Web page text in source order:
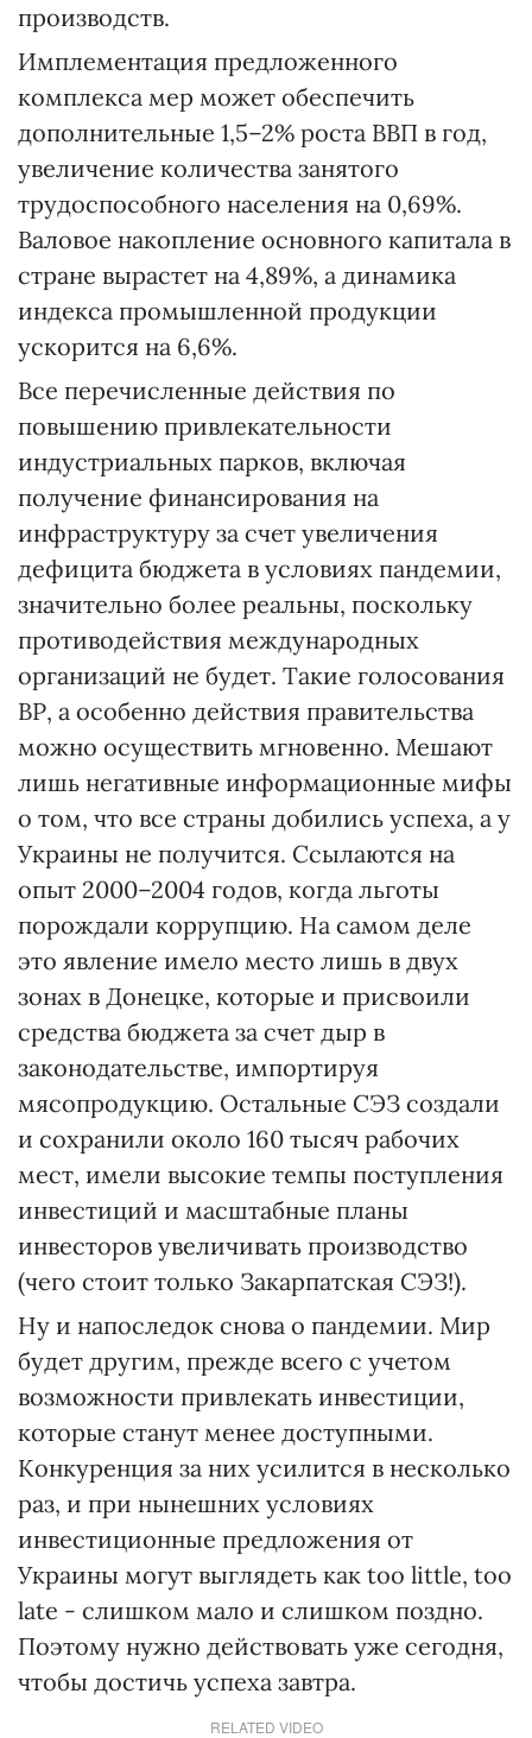
производств.
Имплементация предложенного
комплекса мер может обеспечить
дополнительные 1,5–2% роста ВВП в год,
увеличение количества занятого
трудоспособного населения на 0,69%.
Валовое накопление основного капитала в
стране вырастет на 4,89%, а динамика
индекса промышленной продукции
ускорится на 6,6%.
Все перечисленные действия по
повышению привлекательности
индустриальных парков, включая
получение финансирования на
инфраструктуру за счет увеличения
дефицита бюджета в условиях пандемии,
значительно более реальны, поскольку
противодействия международных
организаций не будет. Такие голосования
ВР, а особенно действия правительства
можно осуществить мгновенно. Мешают
лишь негативные информационные мифы
о том, что все страны добились успеха, а у
Украины не получится. Ссылаются на
опыт 2000–2004 годов, когда льготы
порождали коррупцию. На самом деле
это явление имело место лишь в двух
зонах в Донецке, которые и присвоили
средства бюджета за счет дыр в
законодательстве, импортируя
мясопродукцию. Остальные СЭЗ создали
и сохранили около 160 тысяч рабочих
мест, имели высокие темпы поступления
инвестиций и масштабные планы
инвесторов увеличивать производство
(чего стоит только Закарпатская СЭЗ!).
Ну и напоследок снова о пандемии. Мир
будет другим, прежде всего с учетом
возможности привлекать инвестиции,
которые станут менее доступными.
Конкуренция за них усилится в несколько
раз, и при нынешних условиях
инвестиционные предложения от
Украины могут выглядеть как too little, too
late - слишком мало и слишком поздно.
Поэтому нужно действовать уже сегодня,
чтобы достичь успеха завтра.
RELATED VIDEO